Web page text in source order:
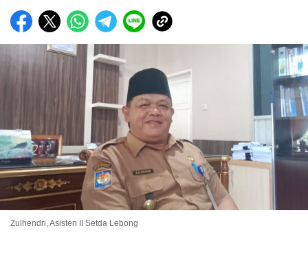
Zulhendri, Asisten II Setda Lebong